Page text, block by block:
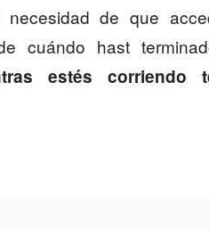
necesidad de que
cuándo hast
estés corriendo